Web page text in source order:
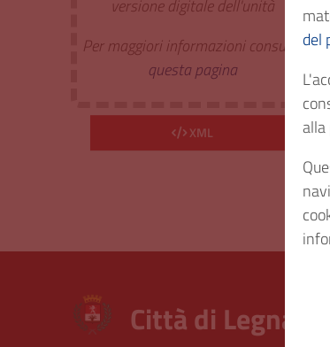
del
alla
versione digitale dell'unità
Per maggiori informazioni consulta
questa pagina
XML
Città di